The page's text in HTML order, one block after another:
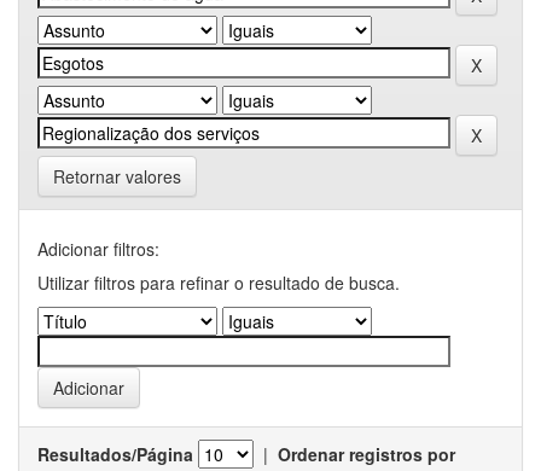
Retornar valores
Adicionar filtros:
Utilizar filtros para refinar o resultado de busca.
Resultados/Página | Ordenar registros por